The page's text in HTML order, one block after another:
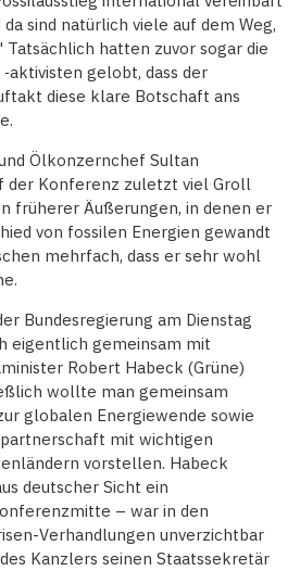
sind natürlich viele auf dem Weg,
Tatsächlich hatten zuvor sogar die
gelobt, dass der
diese klare Botschaft ans
Ölkonzernchef Sultan
der Konferenz zuletzt viel Groll
früherer Äußerungen, in denen er
von fossilen Energien gewandt
mehrfach, dass er sehr wohl
Bundesregierung am Dienstag
eigentlich gemeinsam mit
Robert Habeck (Grüne)
wollte man gemeinsam
globalen Energiewende sowie
mit wichtigen
vorstellen. Habeck
deutscher Sicht ein
– war in den
Verhandlungen unverzichtbar
Kanzlers seinen Staatssekretär